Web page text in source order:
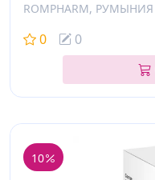
ROMPHARM, РУМЫНИЯ
0 0
10